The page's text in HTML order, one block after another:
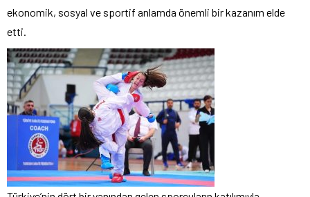
ekonomik, sosyal ve sportif anlamda önemli bir kazanım elde
etti.